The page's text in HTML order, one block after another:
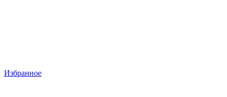
Избранное